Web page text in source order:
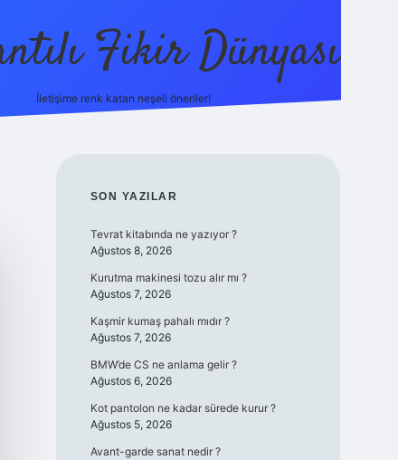
Fikir Dünyası
İletişime renk katan neşeli öneriler!
SIDEBAR
SON YAZILAR
Tevrat kitabında ne yazıyor ?
Ağustos 8, 2026
Kurutma makinesi tozu alır mı ?
Ağustos 7, 2026
Kaşmir kumaş pahalı mıdır ?
Ağustos 7, 2026
BMW’de CS ne anlama gelir ?
Ağustos 6, 2026
Kot pantolon ne kadar sürede kurur ?
Ağustos 5, 2026
Avant-garde sanat nedir ?